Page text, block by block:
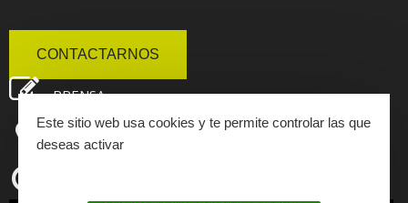
CONTACTARNOS
PRENSA
MAPA INTERACTIVO
Este sitio web usa cookies y te permite controlar las que
deseas activar